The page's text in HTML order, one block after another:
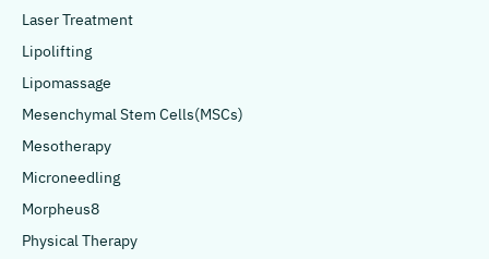
Laser Treatment
Lipolifting
Lipomassage
Mesenchymal Stem Cells(MSCs)
Mesotherapy
Microneedling
Morpheus8
Physical Therapy